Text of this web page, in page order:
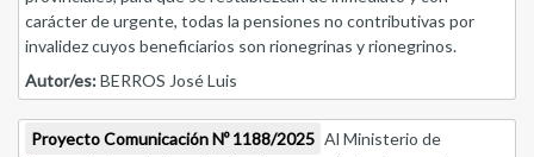
carácter de urgente, todas la pensiones no contributivas por
invalidez cuyos beneficiarios son rionegrinas y rionegrinos.
Autor/es:BERROS José Luis
Proyecto Comunicación Nº 1188/2025 Al Ministerio de